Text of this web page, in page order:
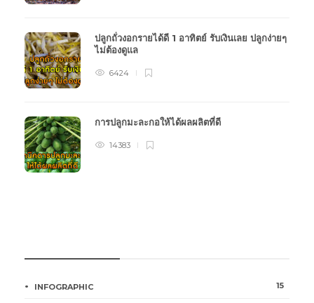
ปลูกถั่วงอกรายได้ดี 1 อาทิตย์ รับเงินเลย ปลูกง่ายๆ
ไม่ต้องดูแล
6424
การปลูกมะละกอให้ได้ผลผลิตที่ดี
14383
INFOGRAPHIC 15